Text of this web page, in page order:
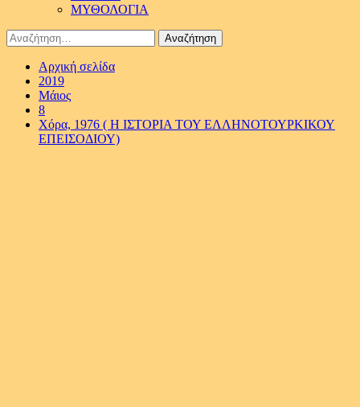
ΜΥΘΟΛΟΓΙΑ
Αναζήτηση
για:
Αρχική σελίδα
2019
Μάιος
8
Χόρα, 1976 ( Η ΙΣΤΟΡΙΑ ΤΟΥ ΕΛΛΗΝΟΤΟΥΡΚΙΚΟΥ
ΕΠΕΙΣΟΔΙΟΥ)